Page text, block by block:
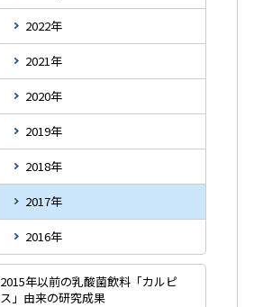
2022年
2021年
2020年
2019年
2018年
2017年
2016年
2015年以前の乳酸菌飲料「カルピ
ス」由来の研究成果